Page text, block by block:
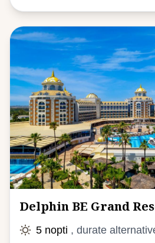
Delphin BE Grand
5 nopti , durate